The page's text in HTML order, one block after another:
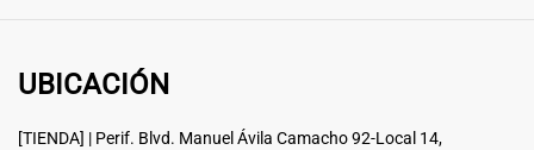
UBICACIÓN
[TIENDA] | Perif. Blvd. Manuel Ávila Camacho 92-Local 14,